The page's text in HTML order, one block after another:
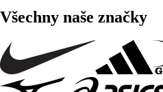
Všechny naše značky